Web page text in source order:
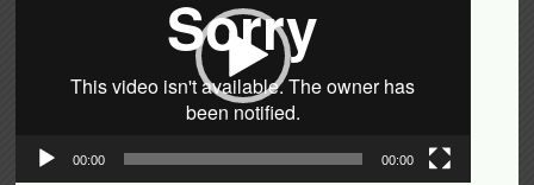
00:00 00:00